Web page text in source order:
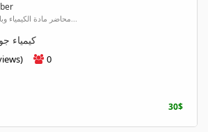
محاضر مادة الكيمياء وباحث في الطاقة...
كيمياء
0
30$